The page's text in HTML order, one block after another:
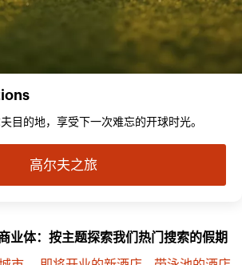
目的地，享受下一次难忘的开球时光。
高尔夫之旅
业体：按主题探索我们热门搜索的假期